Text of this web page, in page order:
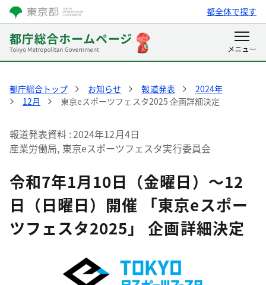
都全体で探す
都庁総合トップ お知らせ 報道発表
2024年
12月
東京eスポーツフェスタ2025 企画詳細決定
報道発表資料 2024年12月4日
産業労働局, 東京eスポーツフェスタ実行委員会
令和7年1月10日（金曜日）～12
日（日曜日）開催 「東京eスポー
ツフェスタ2025」 企画詳細決定